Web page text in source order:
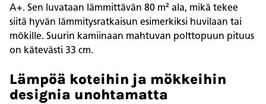
A+. Sen luvataan lämmittävän 80 m² ala, mikä tekee
siitä hyvän lämmitysratkaisun esimerkiksi huvilaan tai
mökille. Suurin kamiinaan mahtuvan polttopuun pituus
on kätevästi 33 cm.
Lämpöä koteihin ja mökkeihin
designia unohtamatta